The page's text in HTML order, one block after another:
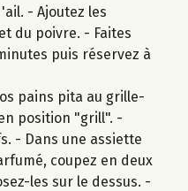
- Ajoutez les
du poivre. - Faites
puis réservez à
pains pita au grille-
position "grill". -
- Dans une assiette
coupez en deux
les sur le dessus. -